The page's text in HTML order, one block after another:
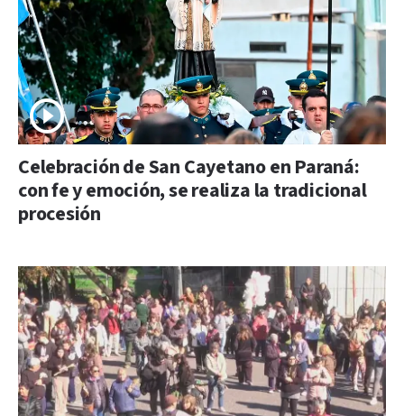
Celebración de San Cayetano en Paraná:
con fe y emoción, se realiza la tradicional
procesión